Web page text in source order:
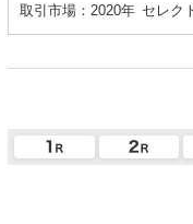
取引市場：2020年 セレク